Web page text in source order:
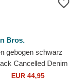
Bros.
gebogen schwarz
Cancelled Denim
Farm Goorin Bros.
EUR 44,95